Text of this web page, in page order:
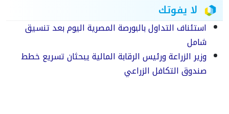
لا يفوتك
استئناف التداول بالبورصة المصرية اليوم بعد تنسيق
شامل
وزير الزراعة ورئيس الرقابة المالية يبحثان تسريع خطط
صندوق التكافل الزراعي